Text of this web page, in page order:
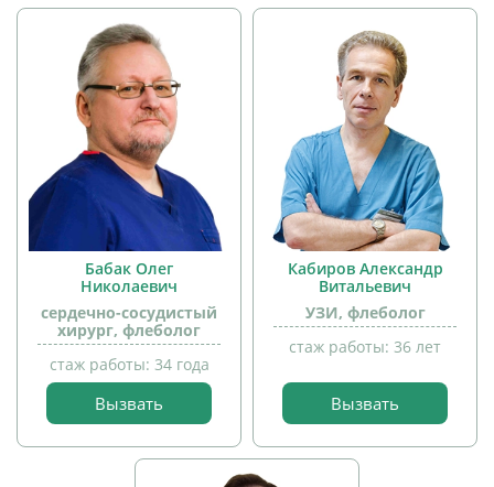
прием
детей
Бабак Олег
Николаевич
сердечно-сосудистый
хирург, флеболог
стаж работы: 34 года
Вызвать
прием
детей
Кабиров Александр
Витальевич
УЗИ, флеболог
стаж работы: 36 лет
Вызвать